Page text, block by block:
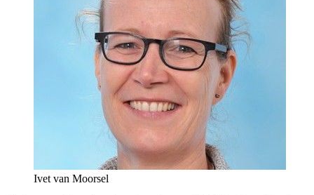
Ivet van Moorsel